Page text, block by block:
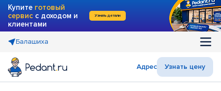
Купите готовый
сервис с доходом и
клиентами
Узнать детали
Балашиха
Адрес Узнать цену